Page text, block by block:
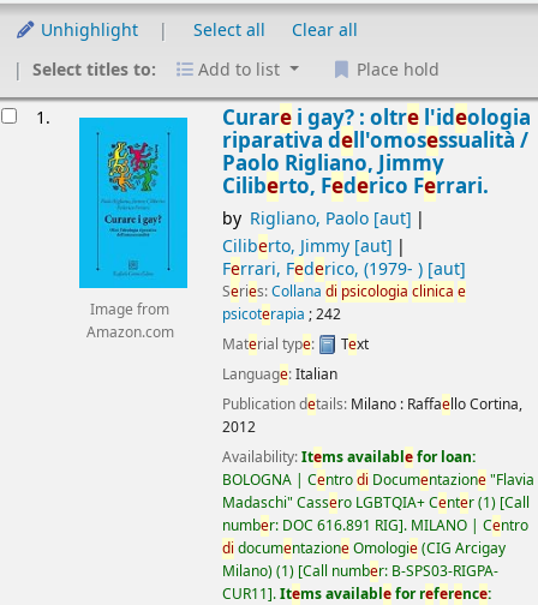
Unhighlight Select all
Clear all
Select titles to:
Add to list Place hold
1.
Image from
Amazon.com
Curarei gay? : oltrel'ideologia
riparativa dell'omosessualità /
Paolo Rigliano, Jimmy
Ciliberto, Federico Ferrari.
by Rigliano, Paolo[aut]
Ciliberto, Jimmy[aut]
Ferrari, Federico, (1979- )[aut]
Series:Collana di psicologia clinica e
psicoterapia ; 242
Material type: Text
Language:Italian
Publication details: Milano : Raffaello Cortina,
2012
Availability:Items availablefor loan:
BOLOGNA | Centrodi Documentazione"Flavia
Madaschi" Cassero LGBTQIA+ Center(1) Call
number: DOC 616.891 RIG . MILANO | Centro
di documentazioneOmologie(CIG Arcigay
Milano)(1) Call number: B-SPS03-RIGPA-
CUR11 .Items availablefor reference: